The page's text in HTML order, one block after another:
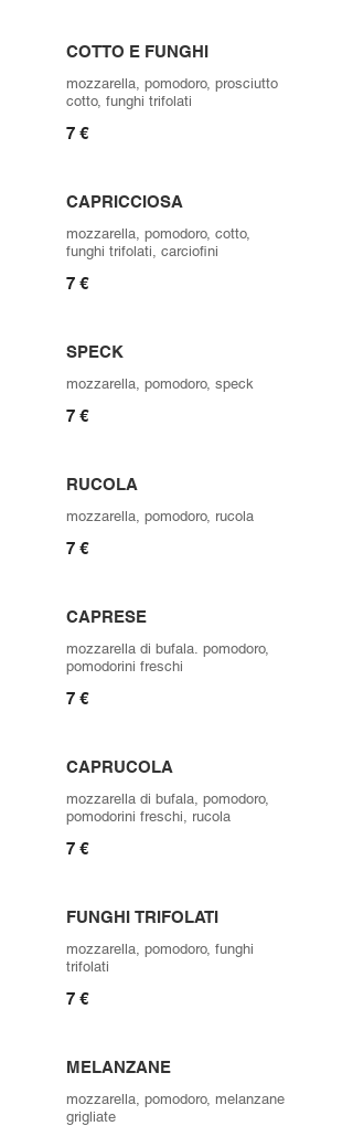
COTTO E FUNGHI
mozzarella, pomodoro, prosciutto
cotto, funghi trifolati
7 €
CAPRICCIOSA
mozzarella, pomodoro, cotto,
funghi trifolati, carciofini
7 €
SPECK
mozzarella, pomodoro, speck
7 €
RUCOLA
mozzarella, pomodoro, rucola
7 €
CAPRESE
mozzarella di bufala. pomodoro,
pomodorini freschi
7 €
CAPRUCOLA
mozzarella di bufala, pomodoro,
pomodorini freschi, rucola
7 €
FUNGHI TRIFOLATI
mozzarella, pomodoro, funghi
trifolati
7 €
MELANZANE
mozzarella, pomodoro, melanzane
grigliate